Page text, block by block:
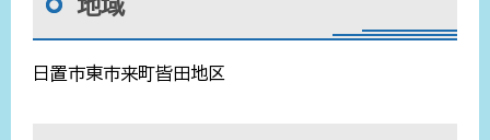
地域
日置市東市来町皆田地区